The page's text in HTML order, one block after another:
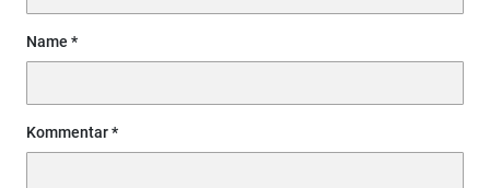
Name
Kommentar